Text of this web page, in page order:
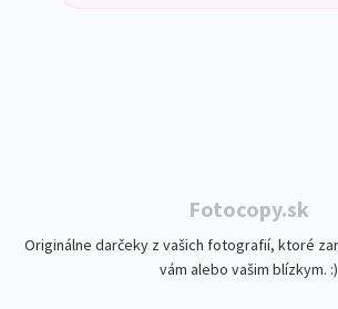
Fotocopy.sk
Originálne darčeky z vašich fotografií, ktoré
vám alebo vašim blízkym. :)